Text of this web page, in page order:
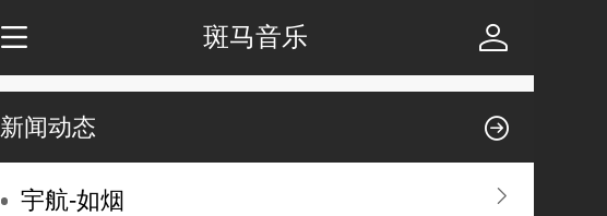
斑马音乐
新闻动态
宇航-如烟